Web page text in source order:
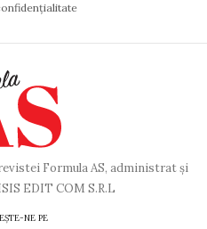
Formula AS, administrat și
EDIT COM S.R.L
NE PE